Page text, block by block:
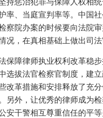
持惩治犯罪与保障人权相
率、当庭宣判率等。中国
察院办案的时候要向法院
况，在真相基础上做出司
保障律师执业权利改革稳
选拔法官检察官制度，建
改革措施和安排释放了充
另外，让优秀的律师成为
安干警相互尊重信任的平